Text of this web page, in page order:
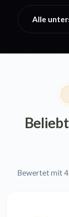
Alle
Bewertet mit